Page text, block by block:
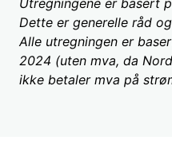
Utregningene er basert
Dette er generelle råd
Alle utregningen er
2024 (uten mva, da
ikke betaler mva på